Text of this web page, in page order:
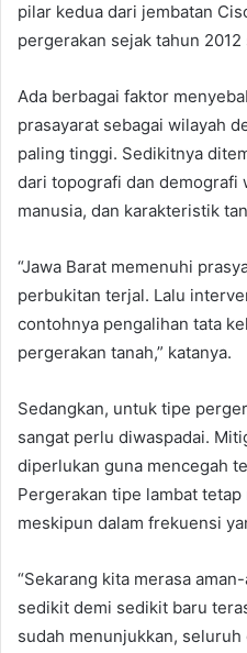
pilar kedua dari jembatan
pergerakan sejak tahun 2012
Ada berbagai faktor
prasayarat sebagai wilayah
paling tinggi. Sedikitnya
dari topografi dan demografi
manusia, dan karakteristik
“Jawa Barat memenuhi
perbukitan terjal. Lalu
contohnya pengalihan tata
pergerakan tanah,” katanya.
Sedangkan, untuk tipe
sangat perlu diwaspadai.
diperlukan guna mencegah
Pergerakan tipe lambat
meskipun dalam frekuensi
“Sekarang kita merasa
sedikit demi sedikit baru
sudah menunjukkan,